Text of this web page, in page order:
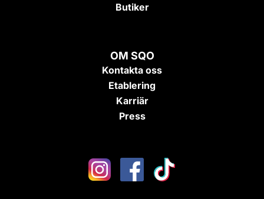
Butiker
OM SQO
Kontakta oss
Etablering
Karriär
Press